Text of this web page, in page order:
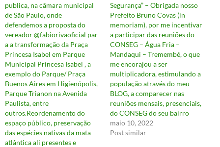
publica, na câmara municipal
de São Paulo, onde
defendemos a proposta do
vereador @fabiorivaoficial par
a a transformação da Praça
Princesa Isabel em Parque
Municipal Princesa Isabel , a
exemplo do Parque/ Praça
Buenos Aires em Higienópolis,
Parque Trianon na Avenida
Paulista, entre
outros.Reordenamento do
espaço público, preservação
das espécies nativas da mata
atlântica ali presentes e
Segurança” – Obrigada nosso
Prefeito Bruno Covas (in
memoriam), por me incentivar
a participar das reuniões do
CONSEG – Água Fria –
Mandaqui – Tremembé, o que
me encorajou a ser
multiplicadora, estimulando a
população através do meu
BLOG, a comparecer nas
reuniões mensais, presenciais,
do CONSEG do seu bairro
maio 10, 2022
Post similar